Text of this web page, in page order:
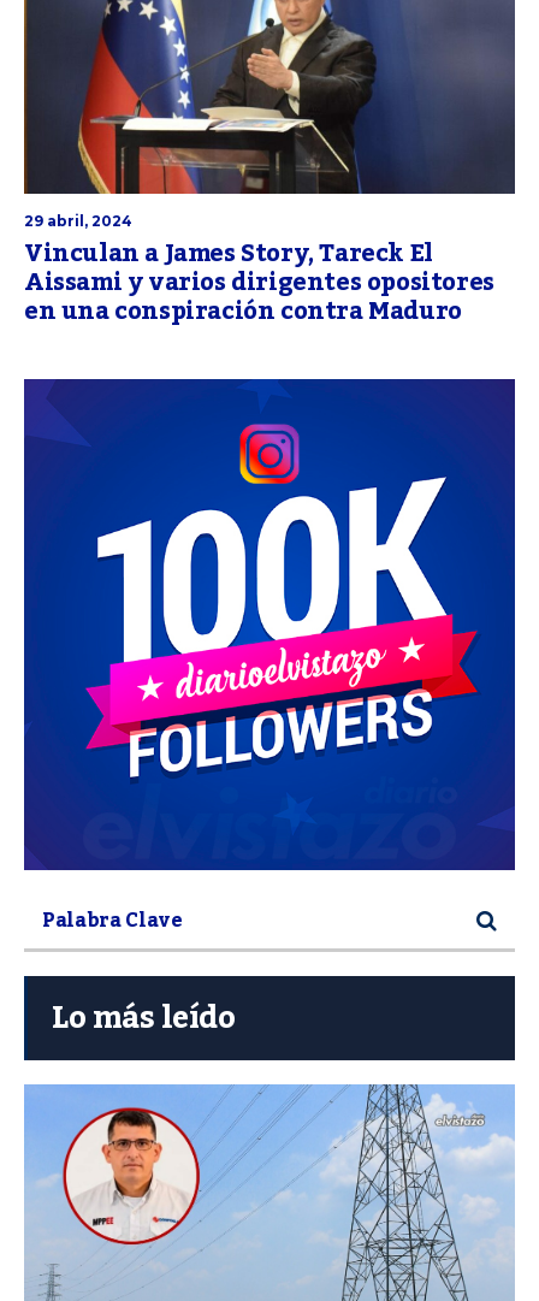
29 abril, 2024
Vinculan a James Story, Tareck El
Aissami y varios dirigentes opositores
en una conspiración contra Maduro
Lo más leído